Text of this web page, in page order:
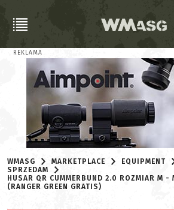
REKLAMA
WMASG MARKETPLACE EQUIPMENT
SPRZEDAM
HUSAR QR CUMMERBUND 2.0 ROZMIAR M -
(RANGER GREEN GRATIS)